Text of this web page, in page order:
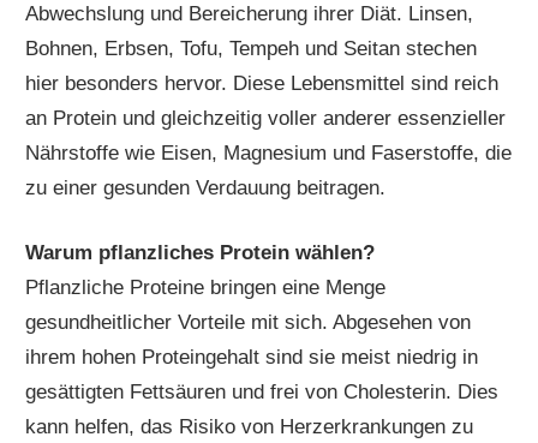
Abwechslung und Bereicherung ihrer Diät. Linsen,
Bohnen, Erbsen, Tofu, Tempeh und Seitan stechen
hier besonders hervor. Diese Lebensmittel sind reich
an Protein und gleichzeitig voller anderer essenzieller
Nährstoffe wie Eisen, Magnesium und Faserstoffe, die
zu einer gesunden Verdauung beitragen.
Warum pflanzliches Protein wählen?
Pflanzliche Proteine bringen eine Menge
gesundheitlicher Vorteile mit sich. Abgesehen von
ihrem hohen Proteingehalt sind sie meist niedrig in
gesättigten Fettsäuren und frei von Cholesterin. Dies
kann helfen, das Risiko von Herzerkrankungen zu